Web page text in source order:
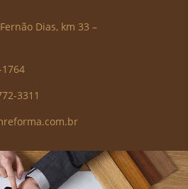
Dias, km 33 –
3311